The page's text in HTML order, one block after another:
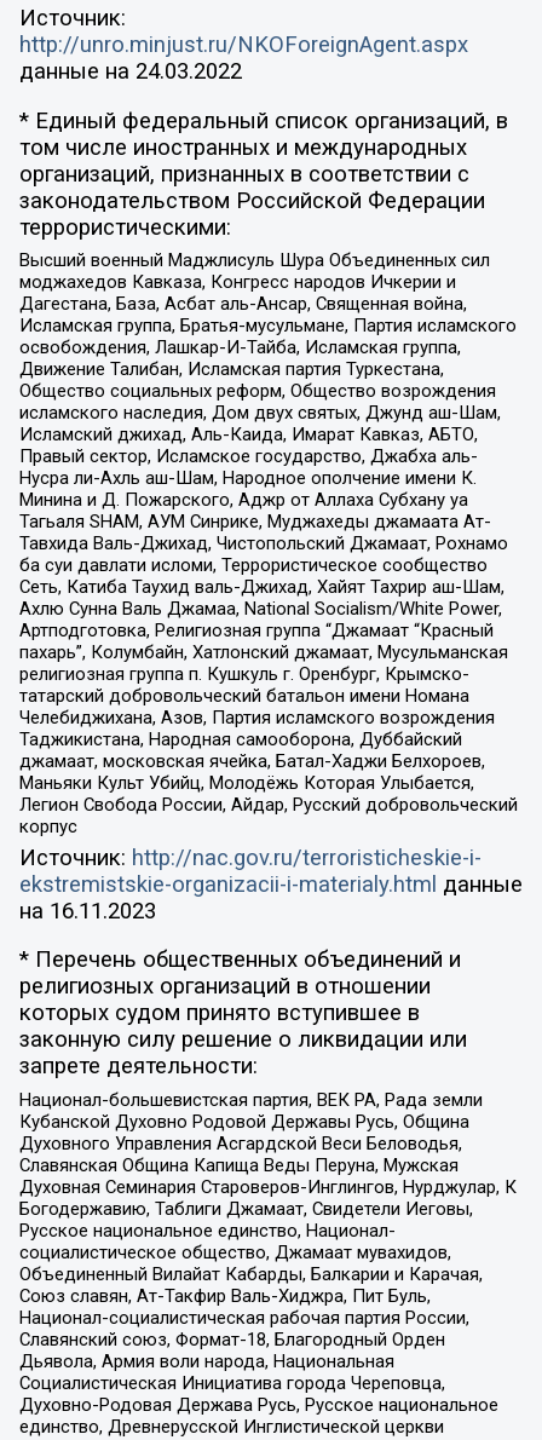
Источник:
http://unro.minjust.ru/NKOForeignAgent.aspx
данные на 24.03.2022
* Единый федеральный список организаций, в
том числе иностранных и международных
организаций, признанных в соответствии с
законодательством Российской Федерации
террористическими:
Высший военный Маджлисуль Шура Объединенных сил
моджахедов Кавказа, Конгресс народов Ичкерии и
Дагестана, База, Асбат аль-Ансар, Священная война,
Исламская группа, Братья-мусульмане, Партия исламского
освобождения, Лашкар-И-Тайба, Исламская группа,
Движение Талибан, Исламская партия Туркестана,
Общество социальных реформ, Общество возрождения
исламского наследия, Дом двух святых, Джунд аш-Шам,
Исламский джихад, Аль-Каида, Имарат Кавказ, АБТО,
Правый сектор, Исламское государство, Джабха аль-
Нусра ли-Ахль аш-Шам, Народное ополчение имени К.
Минина и Д. Пожарского, Аджр от Аллаха Субхану уа
Тагьаля SHAM, АУМ Синрике, Муджахеды джамаата Ат-
Тавхида Валь-Джихад, Чистопольский Джамаат, Рохнамо
ба суи давлати исломи, Террористическое сообщество
Сеть, Катиба Таухид валь-Джихад, Хайят Тахрир аш-Шам,
Ахлю Сунна Валь Джамаа, National Socialism/White Power,
Артподготовка, Религиозная группа “Джамаат “Красный
пахарь”, Колумбайн, Хатлонский джамаат, Мусульманская
религиозная группа п. Кушкуль г. Оренбург, Крымско-
татарский добровольческий батальон имени Номана
Челебиджихана, Азов, Партия исламского возрождения
Таджикистана, Народная самооборона, Дуббайский
джамаат, московская ячейка, Батал-Хаджи Белхороев,
Маньяки Культ Убийц, Молодёжь Которая Улыбается,
Легион Свобода России, Айдар, Русский добровольческий
корпус
Источник: http://nac.gov.ru/terroristicheskie-i-
ekstremistskie-organizacii-i-materialy.html данные
на 16.11.2023
* Перечень общественных объединений и
религиозных организаций в отношении
которых судом принято вступившее в
законную силу решение о ликвидации или
запрете деятельности:
Национал-большевистская партия, ВЕК РА, Рада земли
Кубанской Духовно Родовой Державы Русь, Община
Духовного Управления Асгардской Веси Беловодья,
Славянская Община Капища Веды Перуна, Мужская
Духовная Семинария Староверов-Инглингов, Нурджулар, К
Богодержавию, Таблиги Джамаат, Свидетели Иеговы,
Русское национальное единство, Национал-
социалистическое общество, Джамаат мувахидов,
Объединенный Вилайат Кабарды, Балкарии и Карачая,
Союз славян, Ат-Такфир Валь-Хиджра, Пит Буль,
Национал-социалистическая рабочая партия России,
Славянский союз, Формат-18, Благородный Орден
Дьявола, Армия воли народа, Национальная
Социалистическая Инициатива города Череповца,
Духовно-Родовая Держава Русь, Русское национальное
единство, Древнерусской Инглистической церкви